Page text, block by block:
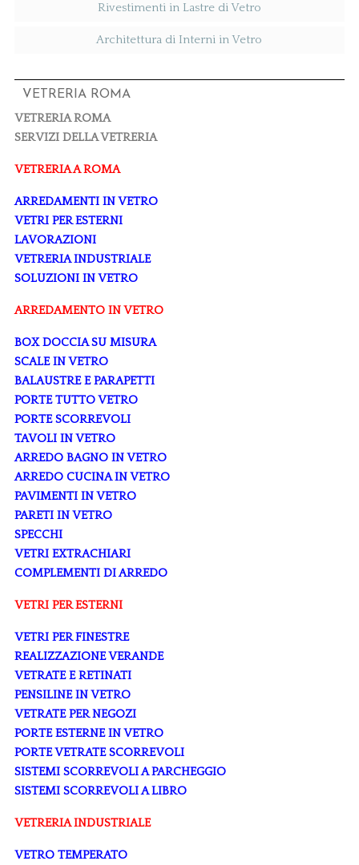
Rivestimenti in Lastre di Vetro
Architettura di Interni in Vetro
VETRERIA ROMA
VETRERIA ROMA
SERVIZI DELLA VETRERIA
VETRERIA A ROMA
ARREDAMENTI IN VETRO
VETRI PER ESTERNI
LAVORAZIONI
VETRERIA INDUSTRIALE
SOLUZIONI IN VETRO
ARREDAMENTO IN VETRO
BOX DOCCIA SU MISURA
SCALE IN VETRO
BALAUSTRE E PARAPETTI
PORTE TUTTO VETRO
PORTE SCORREVOLI
TAVOLI IN VETRO
ARREDO BAGNO IN VETRO
ARREDO CUCINA IN VETRO
PAVIMENTI IN VETRO
PARETI IN VETRO
SPECCHI
VETRI EXTRACHIARI
COMPLEMENTI DI ARREDO
VETRI PER ESTERNI
VETRI PER FINESTRE
REALIZZAZIONE VERANDE
VETRATE E RETINATI
PENSILINE IN VETRO
VETRATE PER NEGOZI
PORTE ESTERNE IN VETRO
PORTE VETRATE SCORREVOLI
SISTEMI SCORREVOLI A PARCHEGGIO
SISTEMI SCORREVOLI A LIBRO
VETRERIA INDUSTRIALE
VETRO TEMPERATO